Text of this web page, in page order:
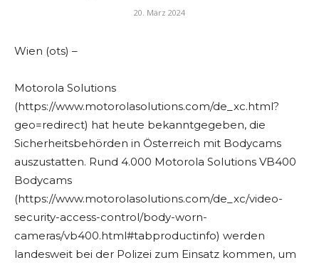
20. März 2024
Wien (ots) –
Motorola Solutions
(https://www.motorolasolutions.com/de_xc.html?
geo=redirect) hat heute bekanntgegeben, die
Sicherheitsbehörden in Österreich mit Bodycams
auszustatten. Rund 4.000 Motorola Solutions VB400
Bodycams
(https://www.motorolasolutions.com/de_xc/video-
security-access-control/body-worn-
cameras/vb400.html#tabproductinfo) werden
landesweit bei der Polizei zum Einsatz kommen, um